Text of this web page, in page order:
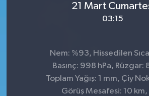
21 Mart
03:15
Nem: %93, Hissedilen
Basınç: 998 hPa, Rüzgar:
Toplam Yağış: 1 mm, Çiy
Görüş Mesafesi: 10 km,